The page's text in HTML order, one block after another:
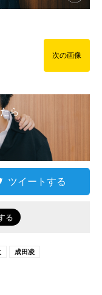
次の画像
ら
ツイートする
成田凌